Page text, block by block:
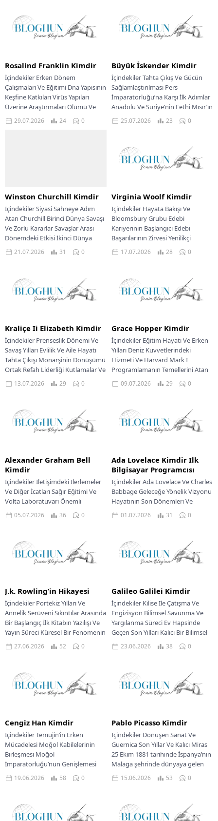
Rosalind Franklin Kimdir
İçindekiler Erken Dönem
Çalışmaları Ve Eğitimi Dna Yapısının
Keşfine Katkıları Virüs Yapıları
Üzerine Araştırmaları Ölümü Ve
Bilime Bıraktığı Miras Rosalind...
29.07.2026 24 0
Büyük İskender Kimdir
İçindekiler Tahta Çıkış Ve Gücün
Sağlamlaştırılması Pers
İmparatorluğu’na Karşı İlk Adımlar
Anadolu Ve Suriye’nin Fethi Mısır’ın
Fethi Ve İskenderiye’nin Kuruluşu...
25.07.2026 23 0
Winston Churchill Kimdir
İçindekiler Siyasi Sahneye Adım
Atan Churchill Birinci Dünya Savaşı
Ve Zorlu Kararlar Savaşlar Arası
Dönemdeki Etkisi İkinci Dünya
Savaşı Başbakanlığı...
21.07.2026 31 0
Virginia Woolf Kimdir
İçindekiler Hayata Bakışı Ve
Bloomsbury Grubu Edebi
Kariyerinin Başlangıcı Edebi
Başarılarının Zirvesi Yenilikçi
Anlatılar Ve Feminist Düşünce
Yaşamının Sonu Ve...
17.07.2026 28 0
Kraliçe Ii Elizabeth Kimdir
İçindekiler Prenseslik Dönemi Ve
Savaş Yılları Evlilik Ve Aile Hayatı
Tahta Çıkışı Monarşinin Dönüşümü
Ortak Refah Liderliği Kutlamalar Ve
Jübileler...
13.07.2026 29 0
Grace Hopper Kimdir
İçindekiler Eğitim Hayatı Ve Erken
Yılları Deniz Kuvvetlerindeki
Hizmeti Ve Harvard Mark I
Programlamanın Temellerini Atan
Çalışmalar Ticari Bilgisayarlara
Geçiş...
09.07.2026 29 0
Alexander Graham Bell
Kimdir
İçindekiler İletişimdeki İlerlemeler
Ve Diğer İcatları Sağır Eğitimi Ve
Volta Laboratuvarı Önemli
Başarıları Ve Aldığı Ödüller Bell’in
Mirası Ve Son...
05.07.2026 36 0
Ada Lovelace Kimdir Ilk
Bilgisayar Programcısı
İçindekiler Ada Lovelace Ve Charles
Babbage Geleceğe Yönelik Vizyonu
Hayatının Son Dönemleri Ve
Ölümü Modern Bilime Mirası Ve
Tanınması Augusta...
01.07.2026 31 0
J.k. Rowling’in Hikayesi
İçindekiler Portekiz Yılları Ve
Annelik Serüveni Sıkıntılar Arasında
Bir Başlangıç İlk Kitabın Yazılışı Ve
Yayın Süreci Küresel Bir Fenomenin
Doğuşu...
27.06.2026 52 0
Galileo Galilei Kimdir
İçindekiler Kilise Ile Çatışma Ve
Engizisyon Bilimsel Savunma Ve
Yargılanma Süreci Ev Hapsinde
Geçen Son Yılları Kalıcı Bir Bilimsel
Miras...
23.06.2026 38 0
Cengiz Han Kimdir
İçindekiler Temüjin’in Erken
Mücadelesi Moğol Kabilelerinin
Birleşmesi Moğol
İmparatorluğu’nun Genişlemesi
Yönetimsel Reformlar Ve Yassa
Kanunları Cengiz Han’ın Mirası Ve
19.06.2026 58 0
Pablo Picasso Kimdir
İçindekiler Dönüşen Sanat Ve
Guernica Son Yıllar Ve Kalıcı Miras
25 Ekim 1881 tarihinde İspanya’nın
Malaga şehrinde dünyaya gelen
Pablo...15.06.2026 53 0